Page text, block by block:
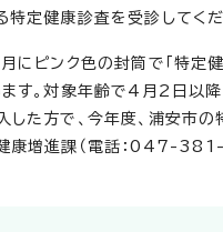
定健康診査を受診してくだ
にピンク色の封筒で「特定
ます。対象年齢で4月2日以
した方で、今年度、浦安市の
康増進課（電話：047-